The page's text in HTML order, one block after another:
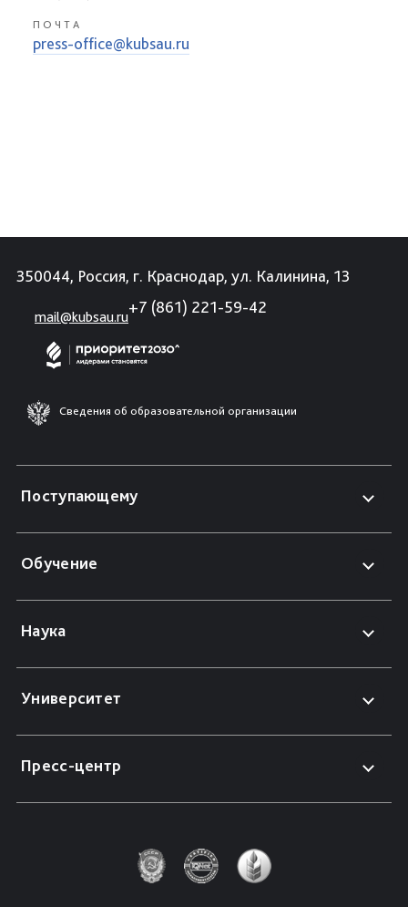
ПОЧТА
press-office@kubsau.ru
350044, Россия, г. Краснодар, ул. Калинина, 13
mail@kubsau.ru
+7 (861) 221-59-42
Сведения об образовательной организации
Поступающему
Обучение
Наука
Университет
Пресс-центр